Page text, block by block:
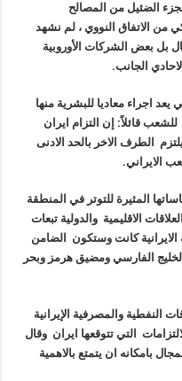
الضئيل من المصالح
من الاتفاق النووي ، لم نشهد
بل بعض الشركات الأوروبية
الجانب.
يعد اجراء معاديا للبشرية منها
قائلاً: إن التزام ايران
يلتزم الطرف الاخر بالحد الادنى
الايراني.
المثيرة للتوتر في المنطقة
الاقليمية والدولية تبعات
كانت وستكون الضامن
الفارسي ومضيق هرمز وبحر
النفطية والمصرفية الإيرانية
التي تتوقعها ايران وقال
بامكانه ان يتمتع بالاهمية